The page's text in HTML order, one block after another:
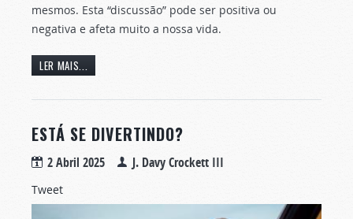
mesmos. Esta “discussão” pode ser positiva ou
negativa e afeta muito a nossa vida.
LER MAIS...
ESTÁ SE DIVERTINDO?
2 Abril 2025 J. Davy Crockett III
Tweet